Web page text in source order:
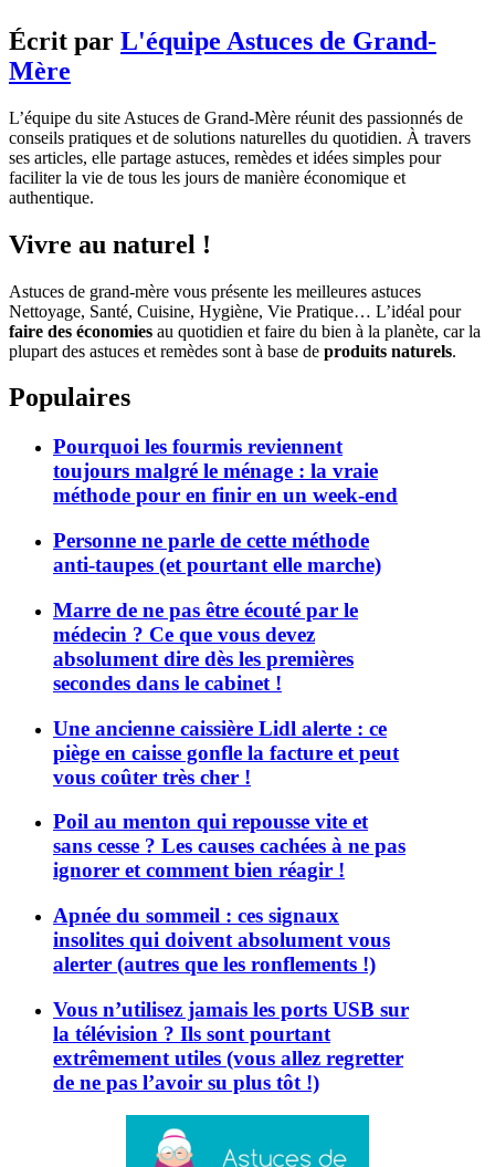
Écrit par L'équipe Astuces de Grand-
Mère
L’équipe du site Astuces de Grand-Mère réunit des passionnés de
conseils pratiques et de solutions naturelles du quotidien. À travers
ses articles, elle partage astuces, remèdes et idées simples pour
faciliter la vie de tous les jours de manière économique et
authentique.
Vivre au naturel !
Astuces de grand-mère vous présente les meilleures astuces
Nettoyage, Santé, Cuisine, Hygiène, Vie Pratique… L’idéal pour
faire des économies au quotidien et faire du bien à la planète, car la
plupart des astuces et remèdes sont à base de produits naturels.
Populaires
Pourquoi les fourmis reviennent
toujours malgré le ménage : la vraie
méthode pour en finir en un week-end
Personne ne parle de cette méthode
anti-taupes (et pourtant elle marche)
Marre de ne pas être écouté par le
médecin ? Ce que vous devez
absolument dire dès les premières
secondes dans le cabinet !
Une ancienne caissière Lidl alerte : ce
piège en caisse gonfle la facture et peut
vous coûter très cher !
Poil au menton qui repousse vite et
sans cesse ? Les causes cachées à ne pas
ignorer et comment bien réagir !
Apnée du sommeil : ces signaux
insolites qui doivent absolument vous
alerter (autres que les ronflements !)
Vous n’utilisez jamais les ports USB sur
la télévision ? Ils sont pourtant
extrêmement utiles (vous allez regretter
de ne pas l’avoir su plus tôt !)